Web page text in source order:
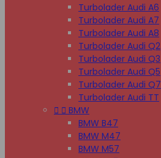
Turbolader Audi A6
Turbolader Audi A7
Turbolader Audi A8
Turbolader Audi Q2
Turbolader Audi Q3
Turbolader Audi Q5
Turbolader Audi Q7
Turbolader Audi TT
  BMW
BMW B47
BMW M47
BMW M57